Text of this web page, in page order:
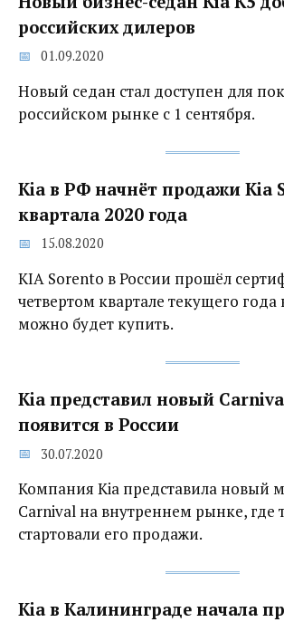
российских дилеров
01.09.2020
Новый седан стал доступен для
российском рынке с 1 сентября.
Kia в РФ начнёт продажи Kia
квартала 2020 года
15.08.2020
KIA Sorento в России прошёл
четвертом квартале текущего года
можно будет купить.
Kia представил новый
появится в России
30.07.2020
Компания Kia представила новый
Carnival на внутреннем рынке, где
стартовали его продажи.
Kia в Калининграде начала